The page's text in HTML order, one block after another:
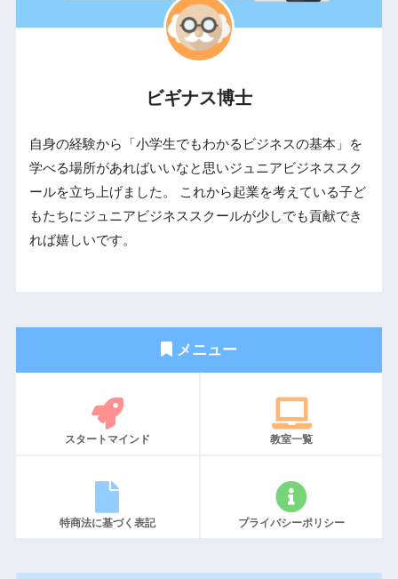
ビギナス博士
自身の経験から「小学生でもわかるビジネスの基本」を
学べる場所があればいいなと思いジュニアビジネススク
ールを立ち上げました。 これから起業を考えている子ど
もたちにジュニアビジネススクールが少しでも貢献でき
れば嬉しいです。
メニュー
スタートマインド 教室一覧
特商法に基づく表記 プライバシーポリシー